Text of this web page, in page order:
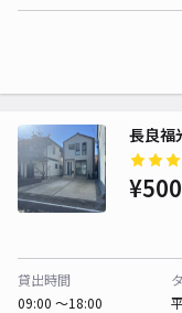
長良
貸出時間
09:00 〜18:00